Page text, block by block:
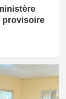
provisoire